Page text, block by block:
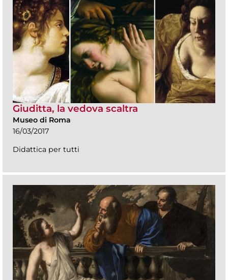
Giuditta, la vedova scaltra
Museo di Roma
16/03/2017
Didattica per tutti